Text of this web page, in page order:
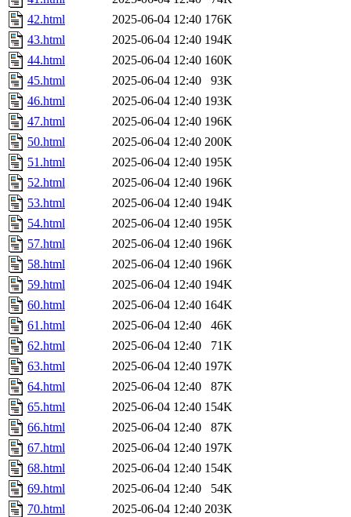
42.html
2025-06-04 12:40 176K
43.html
2025-06-04 12:40 194K
44.html
2025-06-04 12:40 160K
45.html
2025-06-04 12:40
93K
46.html
2025-06-04 12:40 193K
47.html
2025-06-04 12:40 196K
50.html
2025-06-04 12:40 200K
51.html
2025-06-04 12:40 195K
52.html
2025-06-04 12:40 196K
53.html
2025-06-04 12:40 194K
54.html
2025-06-04 12:40 195K
57.html
2025-06-04 12:40 196K
58.html
2025-06-04 12:40 196K
59.html
2025-06-04 12:40 194K
60.html
2025-06-04 12:40 164K
61.html
2025-06-04 12:40
46K
62.html
2025-06-04 12:40
71K
63.html
2025-06-04 12:40 197K
64.html
2025-06-04 12:40
87K
65.html
2025-06-04 12:40 154K
66.html
2025-06-04 12:40
87K
67.html
2025-06-04 12:40 197K
68.html
2025-06-04 12:40 154K
69.html
2025-06-04 12:40
54K
70.html
2025-06-04 12:40 203K